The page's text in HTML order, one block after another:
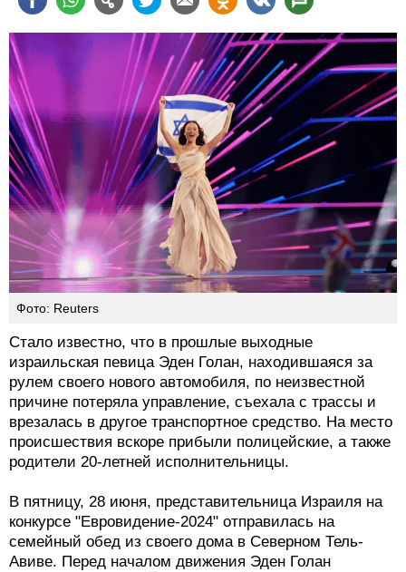
Фото: Reuters
Стало известно, что в прошлые выходные
израильская певица Эден Голан, находившаяся за
рулем своего нового автомобиля, по неизвестной
причине потеряла управление, съехала с трассы и
врезалась в другое транспортное средство. На место
происшествия вскоре прибыли полицейские, а также
родители 20-летней исполнительницы.
В пятницу, 28 июня, представительница Израиля на
конкурсе "Евровидение-2024" отправилась на
семейный обед из своего дома в Северном Тель-
Авиве. Перед началом движения Эден Голан